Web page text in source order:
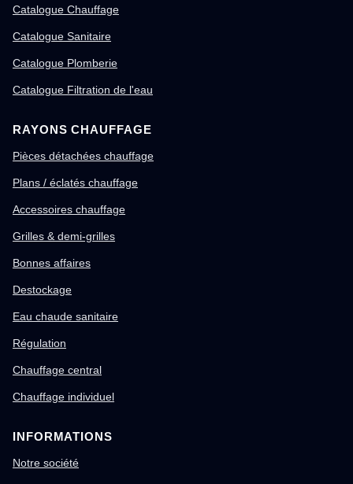
Catalogue Chauffage
Catalogue Sanitaire
Catalogue Plomberie
Catalogue Filtration de l'eau
RAYONS CHAUFFAGE
Pièces détachées chauffage
Plans / éclatés chauffage
Accessoires chauffage
Grilles & demi-grilles
Bonnes affaires
Destockage
Eau chaude sanitaire
Régulation
Chauffage central
Chauffage individuel
INFORMATIONS
Notre société